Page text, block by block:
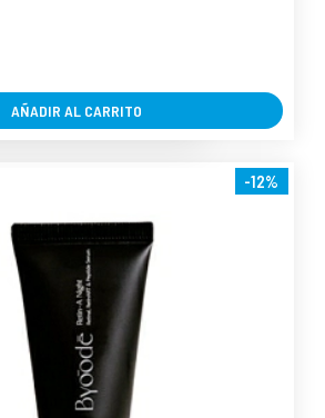
AÑADIR AL CARRITO
-12%